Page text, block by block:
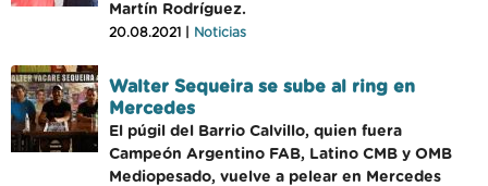
Martín Rodríguez.
20.08.2021 | Noticias
Walter Sequeira se sube al ring en
Mercedes
El púgil del Barrio Calvillo, quien fuera
Campeón Argentino FAB, Latino CMB y OMB
Mediopesado, vuelve a pelear en Mercedes